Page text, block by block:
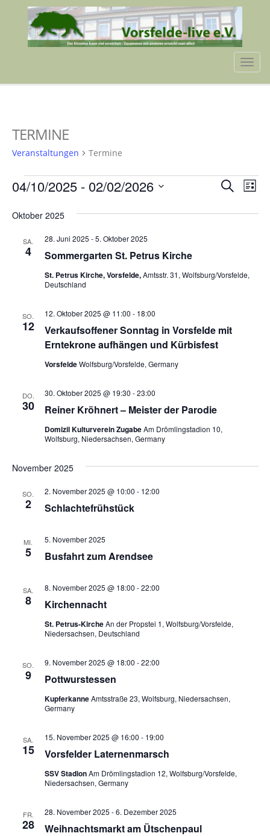
TERMINE
Veranstaltungen Termine
VERANSTALTUNGEN SucheListe
04/10/2025 - 02/02/2026
wählen.
Oktober 2025
SA.
4 Sommergarten St. Petrus Kirche
28. Juni 2025 -5. Oktober 2025
St. Petrus Kirche, Vorsfelde,Amtsstr. 31, Wolfsburg/Vorsfelde,
Deutschland
SO.
12
Verkaufsoffener Sonntag in Vorsfelde mit
Erntekrone aufhängen und Kürbisfest
12. Oktober 2025 @ 11:00 - 18:00
VorsfeldeWolfsburg/Vorsfelde, Germany
DO.
30 Reiner Kröhnert – Meister der Parodie
30. Oktober 2025 @ 19:30 -23:00
Domizil Kulturverein ZugabeAm Drömlingstadion 10,
Wolfsburg, Niedersachsen, Germany
November 2025
SO.
2 Schlachtefrühstück
2. November 2025 @ 10:00 - 12:00
MI.
5 Busfahrt zum Arendsee
5. November 2025
SA.
8 Kirchennacht
8. November 2025 @ 18:00 -22:00
St. Petrus-KircheAn der Propstei 1, Wolfsburg/Vorsfelde,
Niedersachsen, Deutschland
SO.
9 Pottwurstessen
9. November 2025 @ 18:00 -22:00
KupferkanneAmtsstraße 23, Wolfsburg, Niedersachsen,
Germany
SA.
15 Vorsfelder Laternenmarsch
15. November 2025 @ 16:00 - 19:00
SSV StadionAm Drömlingstadion 12, Wolfsburg/Vorsfelde,
Niedersachsen, Germany
FR.
28 Weihnachtsmarkt am Ütschenpaul
28. November 2025 -6. Dezember 2025